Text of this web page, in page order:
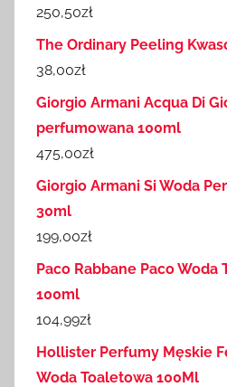
250,50zł
The Ordinary Peeling
38,00zł
Giorgio Armani Acqua Di
perfumowana 100ml
475,00zł
Giorgio Armani Si Woda
30ml
199,00zł
Paco Rabbane Paco Woda
100ml
104,99zł
Hollister Perfumy Męskie
Woda Toaletowa 100Ml